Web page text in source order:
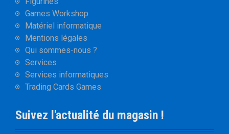
Games Workshop
Matériel informatique
Mentions légales
Qui sommes-nous ?
Services
Services informatiques
Trading Cards Games
Suivez l'actualité du magasin !